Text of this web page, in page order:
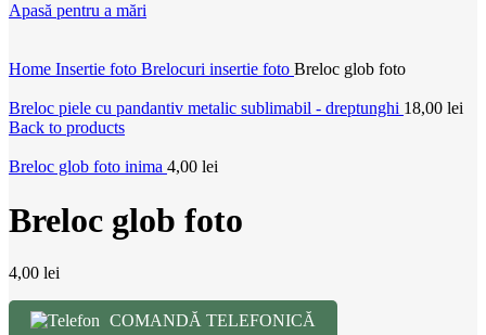
Apasă pentru a mări
Home Insertie foto Brelocuri insertie foto Breloc glob foto
Breloc piele cu pandantiv metalic sublimabil - dreptunghi 18,00 lei
Back to products
Breloc glob foto inima 4,00 lei
Breloc glob foto
4,00 lei
COMANDĂ TELEFONICĂ